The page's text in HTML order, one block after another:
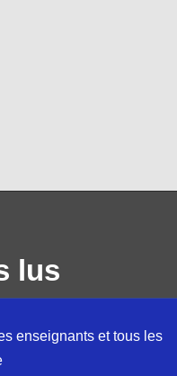
lus
enseignants et tous les